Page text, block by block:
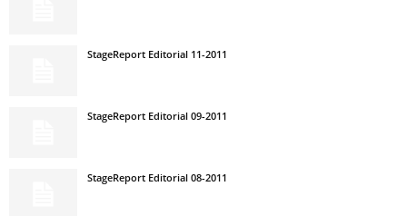
StageReport Editorial 11-2011
StageReport Editorial 09-2011
StageReport Editorial 08-2011